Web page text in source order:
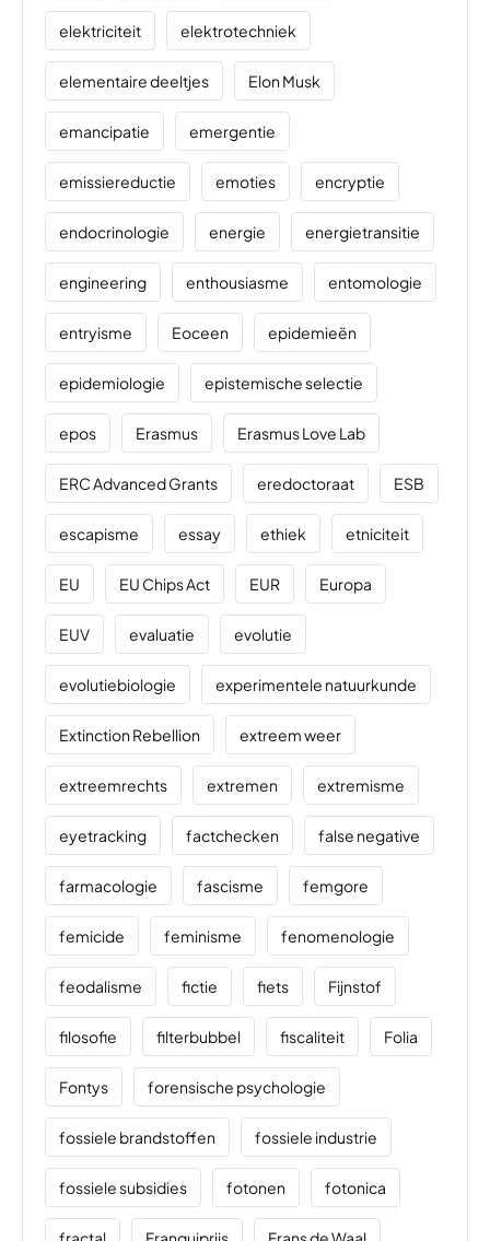
elektriciteit elektrotechniek
elementaire deeltjes Elon Musk
emancipatie emergentie
emissiereductie emoties encryptie
endocrinologie energie energietransitie
engineering enthousiasme entomologie
entryisme Eoceen epidemieën
epidemiologie epistemische selectie
epos Erasmus Erasmus Love Lab
ERC Advanced Grants eredoctoraat ESB
escapisme essay ethiek etniciteit
EU EU Chips Act EUR Europa
EUV evaluatie evolutie
evolutiebiologie experimentele natuurkunde
Extinction Rebellion extreem weer
extreemrechts extremen extremisme
eyetracking factchecken false negative
farmacologie fascisme femgore
femicide feminisme fenomenologie
feodalisme fictie fiets Fijnstof
filosofie filterbubbel fiscaliteit Folia
Fontys forensische psychologie
fossiele brandstoffen fossiele industrie
fossiele subsidies fotonen fotonica